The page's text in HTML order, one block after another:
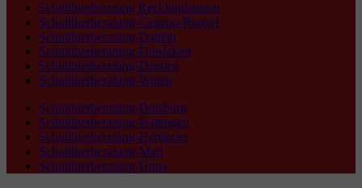
Schuldnerberatung Recklinghausen
Schuldnerberatung-Castrop-Rauxel
Schuldnerberatung-Datteln
Schuldnerberatung-Dinslaken
Schuldnerberatung-Dorsten
Schuldnerberatung-Witten
Schuldnerberatung-Duisburg
Schuldnerberatung-Hattingen
Schuldnerberatung-Herdecke
Schuldnerberatung-Marl
Schuldnerberatung-Unna